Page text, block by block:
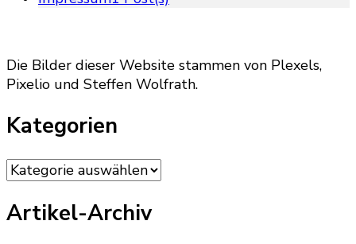
Die Bilder dieser Website stammen von Plexels,
Pixelio und Steffen Wolfrath.
Kategorien
Kategorien
Artikel-Archiv